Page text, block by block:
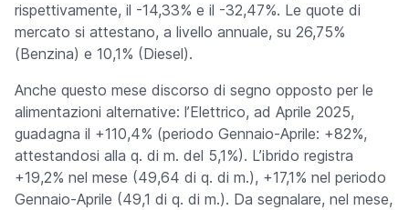
rispettivamente, il -14,33% e il -32,47%. Le quote di
mercato si attestano, a livello annuale, su 26,75%
(Benzina) e 10,1% (Diesel).
Anche questo mese discorso di segno opposto per le
alimentazioni alternative: l’Elettrico, ad Aprile 2025,
guadagna il +110,4% (periodo Gennaio-Aprile: +82%,
attestandosi alla q. di m. del 5,1%). L’ibrido registra
+19,2% nel mese (49,64 di q. di m.), +17,1% nel periodo
Gennaio-Aprile (49,1 di q. di m.). Da segnalare, nel mese,